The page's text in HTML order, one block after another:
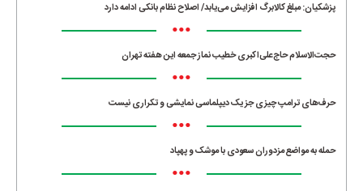
پزشکیان: مبلغ کالابرگ افزایش می‌یابد/ اصلاح نظام بانکی ادامه دارد
•••
حجت‌الاسلام حاج‌علی‌اکبری خطیب نماز جمعه این هفته تهران
•••
حرف‌های ترامپ چیزی جز یک دیپلماسی نمایشی و تکراری نیست
•••
حمله به مواضع مزدوران سعودی با موشک و پهپاد
•••